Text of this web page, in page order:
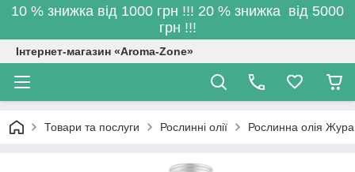
10 % знижка від 1000 грн !!! 20 % знижка від 5000
грн !!!
Інтернет-магазин «Aroma-Zone»
Товари та послуги Рослинні олії Рослинна олія